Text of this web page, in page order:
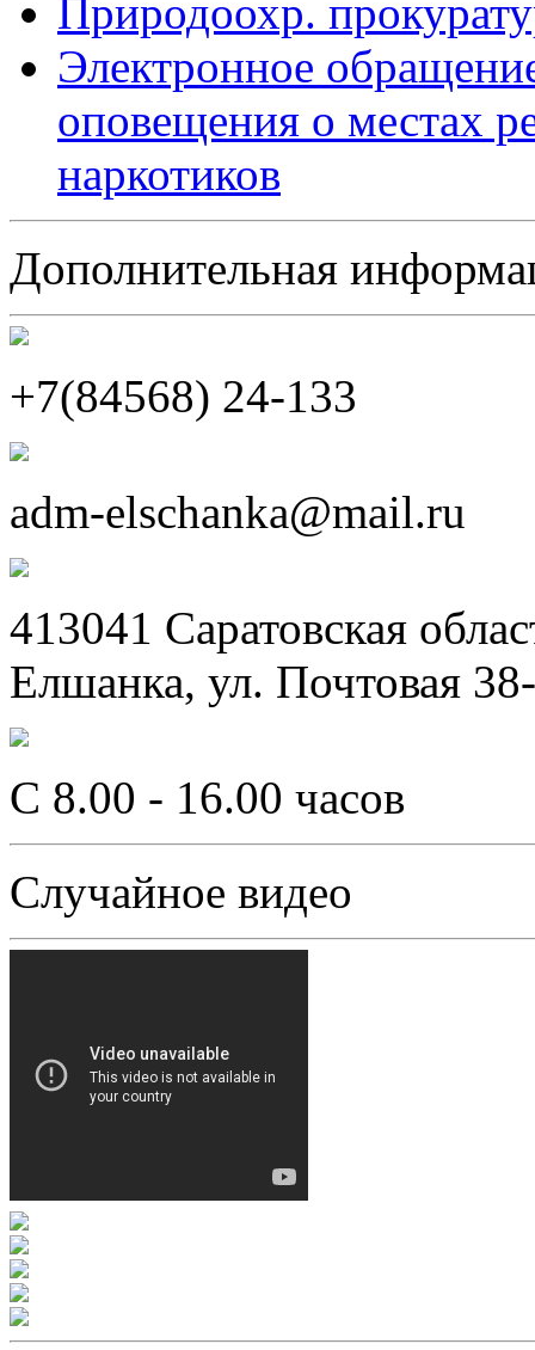
Природоохр.
Электронное
оповещения о местах
наркотиков
Дополнительная
+7(84568) 24-133
adm-elschanka@mail.ru
413041 Саратовская
Елшанка, ул. Почтовая
C 8.00 - 16.00 часов
Случайное видео